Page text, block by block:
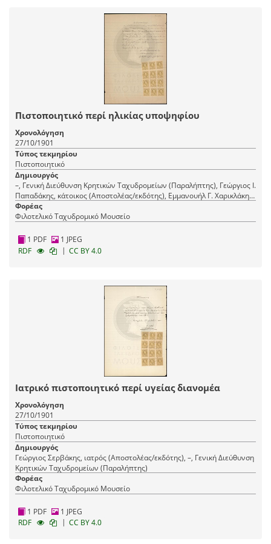
Πιστοποιητικό περί ηλικίας υποψηφίου
Χρονολόγηση
27/10/1901
Τύπος τεκμηρίου
Πιστοποιητικό
Δημιουργός
–, Γενική Διεύθυνση Κρητικών Tαχυδρομείων (Παραλήπτης), Γεώργιος Ι.
Παπαδάκης, κάτοικος (Αποστολέας/εκδότης), Εμμανουήλ Γ. Χαρικλάκης,
Φορέας
Φιλοτελικό Ταχυδρομικό Μουσείο
1 PDF
1 JPEG
RDF
| CC BY 4.0
Ιατρικό πιστοποιητικό περί υγείας διανομέα
Χρονολόγηση
27/10/1901
Τύπος τεκμηρίου
Πιστοποιητικό
Δημιουργός
Γεώργιος Σερβάκης, ιατρός (Αποστολέας/εκδότης), –, Γενική Διεύθυνση
Κρητικών Tαχυδρομείων (Παραλήπτης)
Φορέας
Φιλοτελικό Ταχυδρομικό Μουσείο
1 PDF
1 JPEG
RDF
| CC BY 4.0